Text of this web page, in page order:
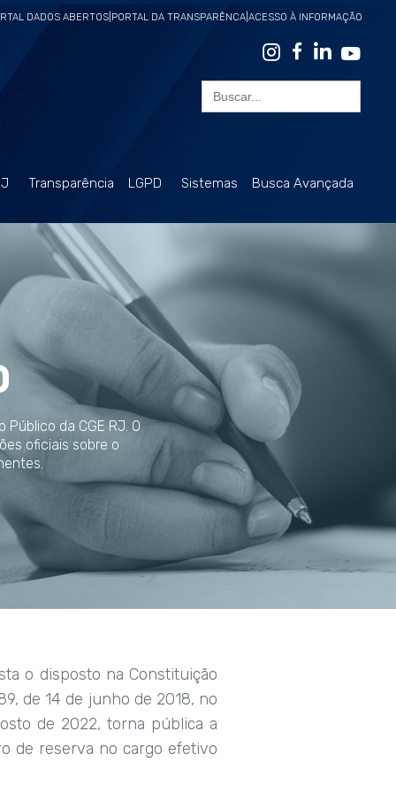
DADOS ABERTOS PORTAL DA TRANSPARÊNCA ACESSO À INFORMAÇÃO
Search
for:
Transparência LGPD Sistemas Busca Avançada
da CGE RJ. O
oficiais sobre o
o disposto na Constituição
de 14 de junho de 2018, no
de 2022, torna pública a
de reserva no cargo efetivo